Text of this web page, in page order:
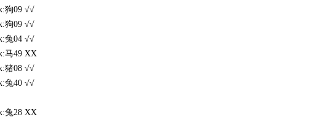
狗09 √√
狗09 √√
兔04 √√
马49 XX
猪08 √√
兔40 √√
兔28 XX